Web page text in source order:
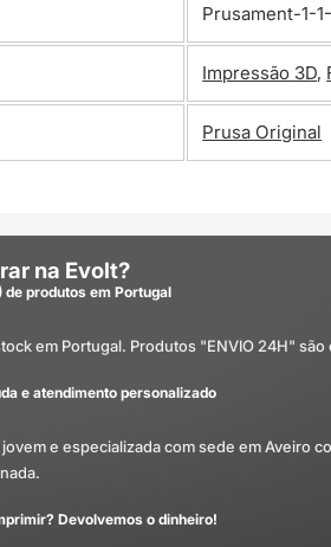
Prusament-1-
Impressão 3D,
Prusa Original
na Evolt?
de produtos em Portugal
em Portugal. Produtos "ENVIO 24H"
e atendimento personalizado
e especializada com sede em Aveiro
Devolvemos o dinheiro!